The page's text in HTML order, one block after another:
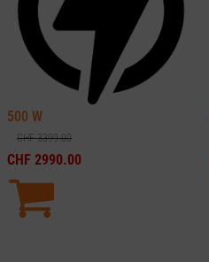
500 W
CHF3399.00
CHF 2990.00